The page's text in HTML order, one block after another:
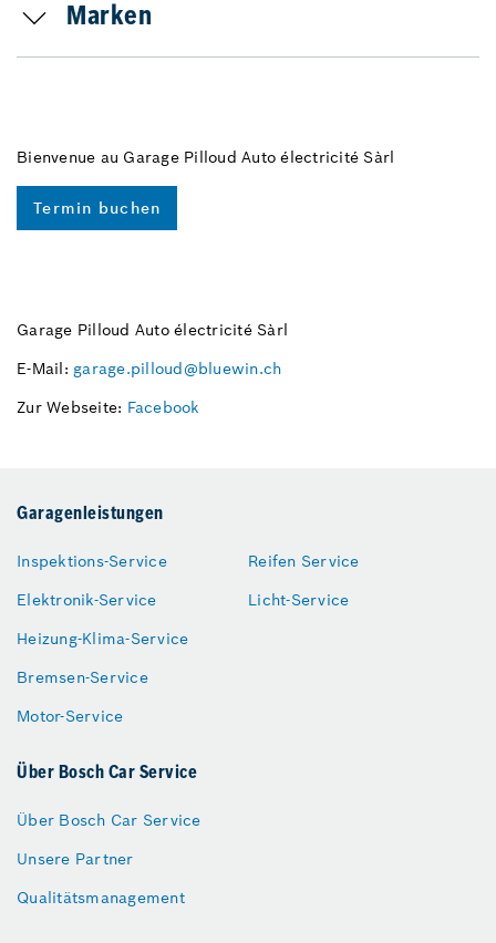
Marken
Bienvenue au Garage Pilloud Auto électricité Sàrl
Termin buchen
Garage Pilloud Auto électricité Sàrl
E-Mail: garage.pilloud@bluewin.ch
Zur Webseite: Facebook
Garagenleistungen
Inspektions-Service
Elektronik-Service
Heizung-Klima-Service
Bremsen-Service
Motor-Service
Reifen Service
Licht-Service
Über Bosch Car Service
Über Bosch Car Service
Unsere Partner
Qualitätsmanagement